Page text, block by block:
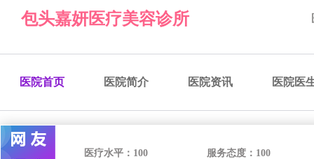
包头嘉妍医疗美容诊所
医院首页 医院简介 医院资讯 医院医
医疗水平： 100 服务态度： 100